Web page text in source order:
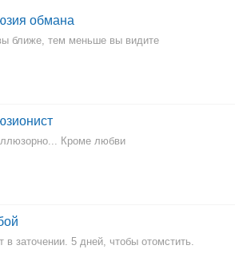
обмана
ближе, тем меньше вы видите
Кроме любви
в заточении. 5 дней, чтобы отомстить.